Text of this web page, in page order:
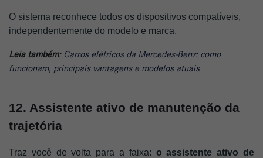
O sistema reconhece todos os dispositivos compatíveis,
independentemente do modelo e marca.
Leia também: Carros elétricos da Mercedes-Benz: como
funcionam, principais vantagens e modelos atuais
12. Assistente ativo de manutenção da
trajetória
Traz você de volta para a faixa: o assistente ativo de